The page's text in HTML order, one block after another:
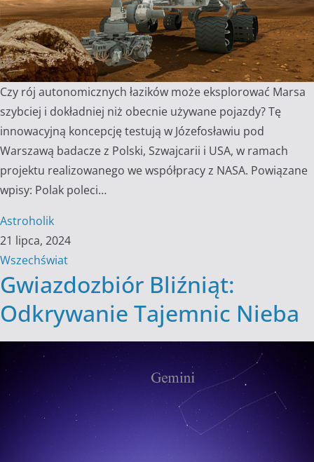
Czy rój autonomicznych łazików może eksplorować Marsa
szybciej i dokładniej niż obecnie używane pojazdy? Tę
innowacyjną koncepcję testują w Józefosławiu pod
Warszawą badacze z Polski, Szwajcarii i USA, w ramach
projektu realizowanego we współpracy z NASA. Powiązane
wpisy: Polak poleci…
Astroholik
21 lipca, 2024
Wszechświat
Gwiazdozbiór Bliźniąt:
Odkrywanie Tajemnic Nieba